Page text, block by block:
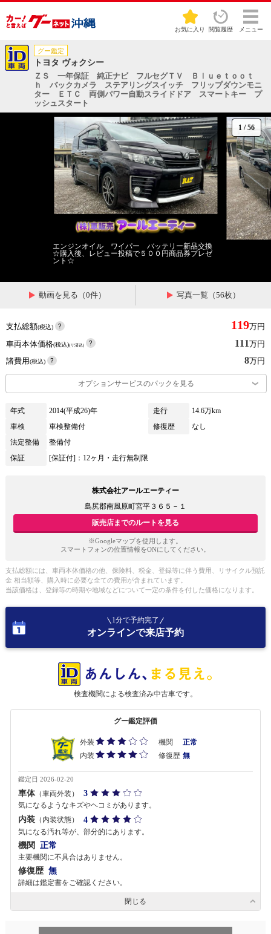
お気に入り 閲覧履歴 メニュー
グー鑑定
トヨタ ヴォクシー
ＺＳ 一年保証 純正ナビ フルセグＴＶ Ｂｌｕｅｔｏｏｔ
ｈ バックカメラ ステアリングスイッチ フリップダウンモニ
ター ＥＴＣ 両側パワー自動スライドドア スマートキー プ
ッシュスタート
1 /56
エンジンオイル ワイパー バッテリー新品交換
☆購入後、レビュー投稿で５００円商品券プレゼ
ント☆
動画を見る（0件） 写真一覧（56枚）
支払総額(税込) 119万円
車両本体価格(税込)(リ済込) 111万円
諸費用(税込) 8万円
オプションサービスのパックを見る
年式 2014(平成26)年 走行
14.6万km
車検
車検整備付 修復歴
なし
法定整備
整備付
保証
[保証付]：12ヶ月・走行無制限
株式会社アールエーティー
島尻郡南風原町宮平３６５－１
販売店までのルートを見る
※Googleマップを使用します。
スマートフォンの位置情報をONにしてください。
支払総額には、車両本体価格の他、保険料、税金、登録等に伴う費用、リサイクル預託
金 相当額等、購入時に必要な全ての費用が含まれています。
当該価格は、登録等の時期や地域などについて一定の条件を付した価格になります。
1分で予約完了
オンラインで来店予約
検査機関による検査済み中古車です。
グー鑑定評価
外装 機関
正常
内装
修復歴 無
鑑定日 2026-02-20
車体（車両外装） 3
気になるようなキズやヘコミがあります。
内装 （内装状態） 4
気になる汚れ等が、部分的にあります。
機関 正常
主要機関に不具合はありません。
修復歴 無
詳細は鑑定書をご確認ください。
閉じる